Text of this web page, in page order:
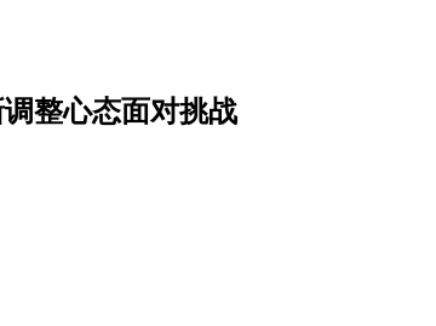
整心态面对挑战